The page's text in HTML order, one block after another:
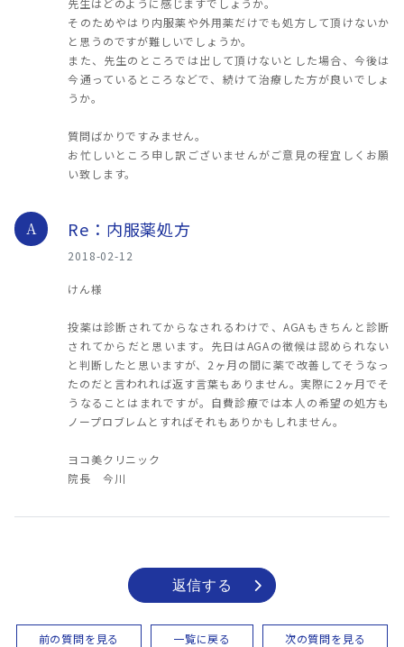
先生はどのように感じますでしょうか。
そのためやはり内服薬や外用薬だけでも処方して頂けないか
と思うのですが難しいでしょうか。
また、先生のところでは出して頂けないとした場合、今後は
今通っているところなどで、続けて治療した方が良いでしょ
うか。
質問ばかりですみません。
お忙しいところ申し訳ございませんがご意見の程宜しくお願
い致します。
A Re：内服薬処方
2018-02-12
けん様
投薬は診断されてからなされるわけで、AGAもきちんと診断
されてからだと思います。先日はAGAの徴候は認められない
と判断したと思いますが、2ヶ月の間に薬で改善してそうなっ
たのだと言われれば返す言葉もありません。実際に2ヶ月でそ
うなることはまれですが。自費診療では本人の希望の処方も
ノープロブレムとすればそれもありかもしれません。
ヨコ美クリニック
院長 今川
返信する
前の質問を見る 一覧に戻る 次の質問を見る